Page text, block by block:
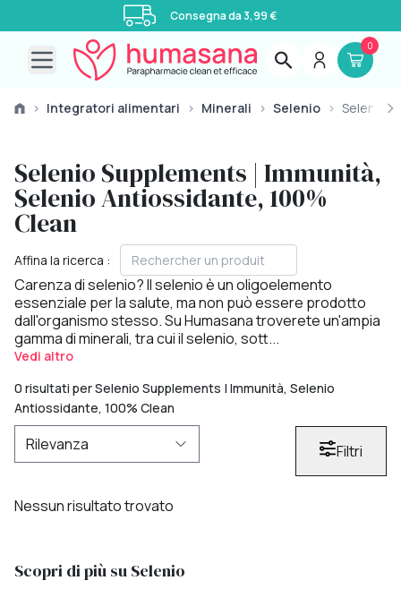
Consegna da 3,99 €
Open main menu
0
› Integratori alimentari › Minerali › Selenio › Selenio
Selenio Supplements | Immunità,
Selenio Antiossidante, 100%
Clean
Affina la ricerca :
Carenza di selenio? Il selenio è un oligoelemento
essenziale per la salute, ma non può essere prodotto
dall'organismo stesso. Su Humasana troverete un'ampia
gamma di minerali, tra cui il selenio, sott...
Vedi altro
0 risultati per Selenio Supplements | Immunità, Selenio
Antiossidante, 100% Clean
Filtri
Nessun risultato trovato
Scopri di più su Selenio